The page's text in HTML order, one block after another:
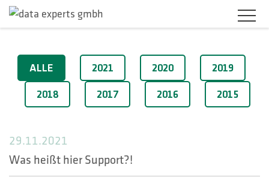
BRANCHEN
PRODUKTLÖSUNGEN
KARRIERE
UNTERNEHMEN
2021
ALLE 2021 2020 2019
2018 2017 2016 2015
29.11.2021
Was heißt hier Support?!